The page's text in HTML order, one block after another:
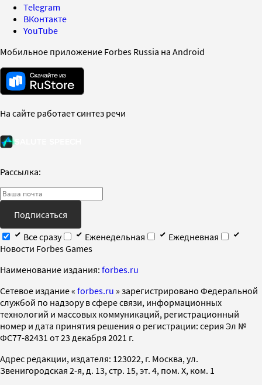
Telegram
ВКонтакте
YouTube
Мобильное приложение Forbes Russia на Android
На сайте работает синтез речи
Рассылка:
Подписаться
Все сразу
Еженедельная
Ежедневная
Новости Forbes Games
Наименование издания: forbes.ru
Cетевое издание « forbes.ru » зарегистрировано Федеральной
службой по надзору в сфере связи, информационных
технологий и массовых коммуникаций, регистрационный
номер и дата принятия решения о регистрации: серия Эл №
ФС77-82431 от 23 декабря 2021 г.
Адрес редакции, издателя: 123022, г. Москва, ул.
Звенигородская 2-я, д. 13, стр. 15, эт. 4, пом. X, ком. 1